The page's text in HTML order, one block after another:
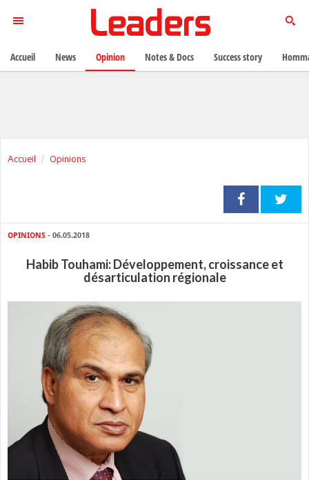
Accueil Opinions
OPINIONS - 06.05.2018
Habib Touhami: Développement, croissance et
désarticulation régionale
Accueil News Opinion Notes & Docs Success story